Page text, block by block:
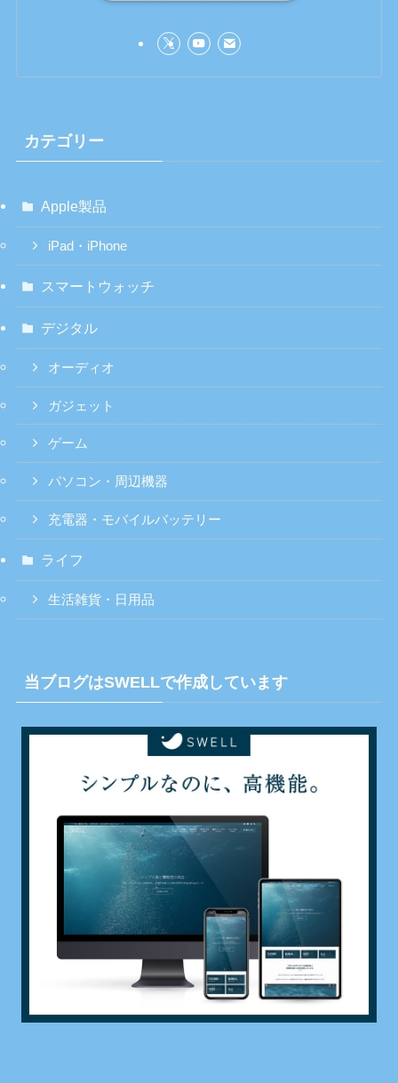
カテゴリー
Apple製品
iPad・iPhone
スマートウォッチ
デジタル
オーディオ
ガジェット
ゲーム
パソコン・周辺機器
充電器・モバイルバッテリー
ライフ
生活雑貨・日用品
当ブログはSWELLで作成しています